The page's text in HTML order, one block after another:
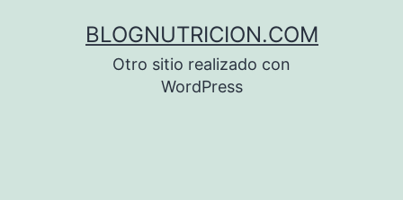
BLOGNUTRICION.COM
Otro sitio realizado con
WordPress